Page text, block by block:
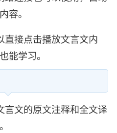
容。
直接点击播放文言文内
能学习。
言文的原文注释和全文译